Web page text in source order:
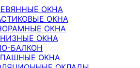
ОКНА
ОКНА
ОКНА
ОКНА
БАЛКОН
ОКНА